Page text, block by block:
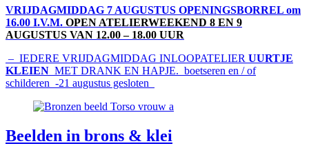
VRIJDAGMIDDAG 7 AUGUSTUS OPENINGSBORREL om
16.00 I.V.M. OPEN ATELIERWEEKEND 8 EN 9
AUGUSTUS VAN 12.00 – 18.00 UUR
– IEDERE VRIJDAGMIDDAG INLOOPATELIER UURTJE
KLEIEN MET DRANK EN HAPJE. boetseren en / of
schilderen -21 augustus gesloten
Beelden in brons & klei